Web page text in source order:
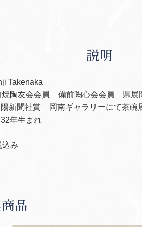
説明
Takenaka
焼陶友会会員 備前陶心会会員 県
陽新聞社賞 岡南ギャラリーにて茶
年生まれ
込み
品